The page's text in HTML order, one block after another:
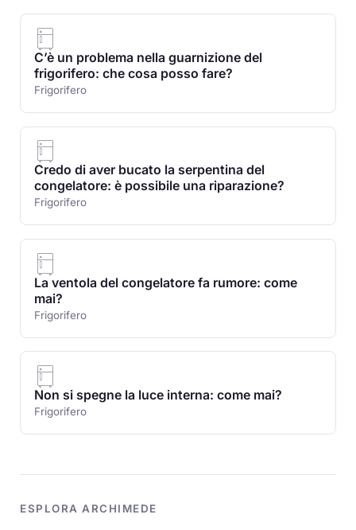
C’è un problema nella guarnizione del
frigorifero: che cosa posso fare?
Frigorifero
Credo di aver bucato la serpentina del
congelatore: è possibile una riparazione?
Frigorifero
La ventola del congelatore fa rumore: come
mai?
Frigorifero
Non si spegne la luce interna: come mai?
Frigorifero
ESPLORA ARCHIMEDE